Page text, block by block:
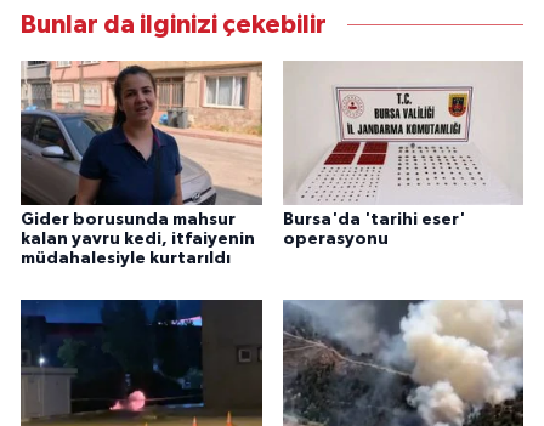
Bunlar da ilginizi çekebilir
Gider borusunda mahsur
kalan yavru kedi, itfaiyenin
müdahalesiyle kurtarıldı
Bursa'da 'tarihi eser'
operasyonu